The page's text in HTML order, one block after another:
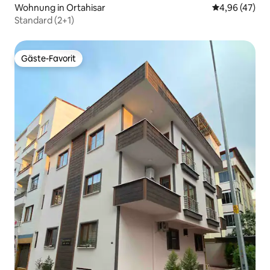
Wohnung in Ortahisar
4,96 (47)
Standard (2+1)
Gäste-Favorit
Gäste-Favorit